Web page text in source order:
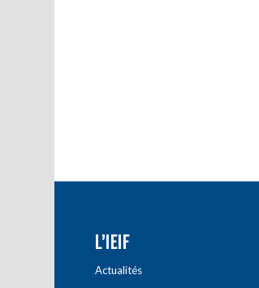
L’IEIF
Actualités